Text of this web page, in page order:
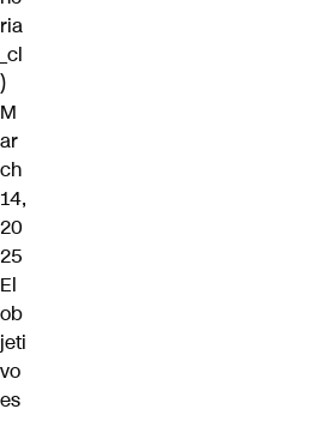
ria
_cl
)
M
ar
ch
14,
20
25
El
ob
jeti
vo
es